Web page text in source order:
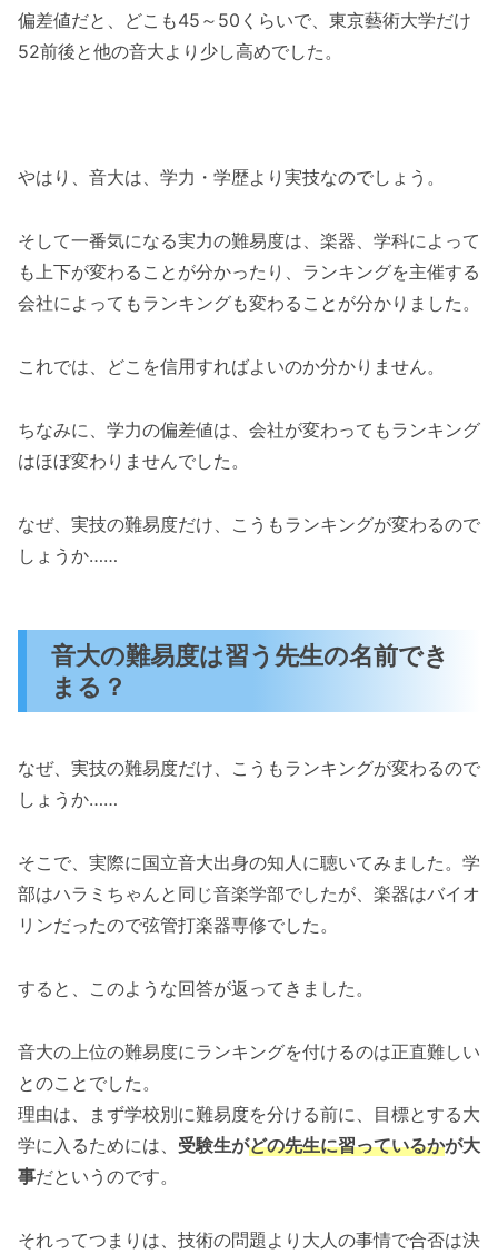
偏差値だと、どこも45～50くらいで、東京藝術大学だけ
52前後と他の音大より少し高めでした。
やはり、音大は、学力・学歴より実技なのでしょう。
そして一番気になる実力の難易度は、楽器、学科によって
も上下が変わることが分かったり、ランキングを主催する
会社によってもランキングも変わることが分かりました。
これでは、どこを信用すればよいのか分かりません。
ちなみに、学力の偏差値は、会社が変わってもランキング
はほぼ変わりませんでした。
なぜ、実技の難易度だけ、こうもランキングが変わるので
しょうか……
音大の難易度は習う先生の名前でき
まる？
なぜ、実技の難易度だけ、こうもランキングが変わるので
しょうか……
そこで、実際に国立音大出身の知人に聴いてみました。学
部はハラミちゃんと同じ音楽学部でしたが、楽器はバイオ
リンだったので弦管打楽器専修でした。
すると、このような回答が返ってきました。
音大の上位の難易度にランキングを付けるのは正直難しい
とのことでした。
理由は、まず学校別に難易度を分ける前に、目標とする大
学に入るためには、 受験生がどの先生に習っているかが大
事だというのです。
それってつまりは、技術の問題より大人の事情で合否は決